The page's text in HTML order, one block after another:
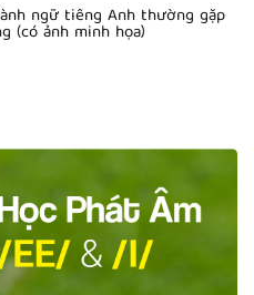
ngữ tiếng Anh thường gặp
(có ảnh minh họa)